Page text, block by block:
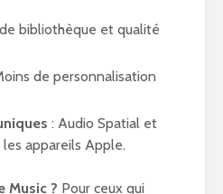
bibliothèque et qualité
de personnalisation
: Audio Spatial et
appareils Apple.
Music ? Pour ceux qui